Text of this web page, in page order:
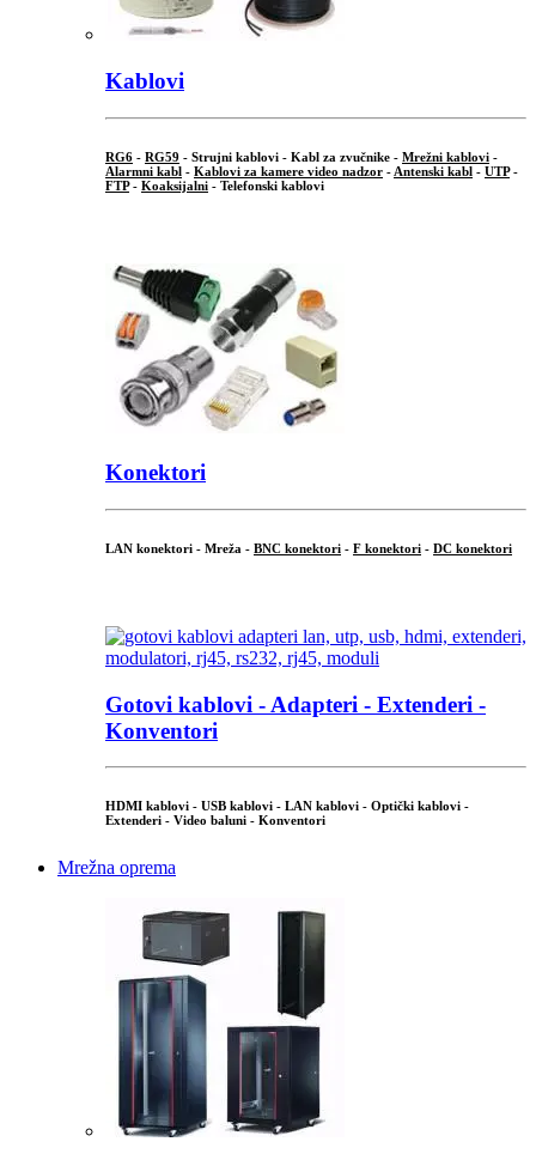
Kablovi
RG6 - RG59 - Strujni kablovi - Kabl za zvučnike - Mrežni kablovi -
Alarmni kabl - Kablovi za kamere video nadzor - Antenski kabl - UTP-
FTP- Koaksijalni - Telefonski kablovi
Konektori
LAN konektori - Mreža - BNC konektori - F konektori - DC konektori
Gotovi kablovi - Adapteri - Extenderi -
Konventori
HDMI kablovi - USB kablovi - LAN kablovi - Optički kablovi -
Extenderi - Video baluni - Konventori
Mrežna oprema